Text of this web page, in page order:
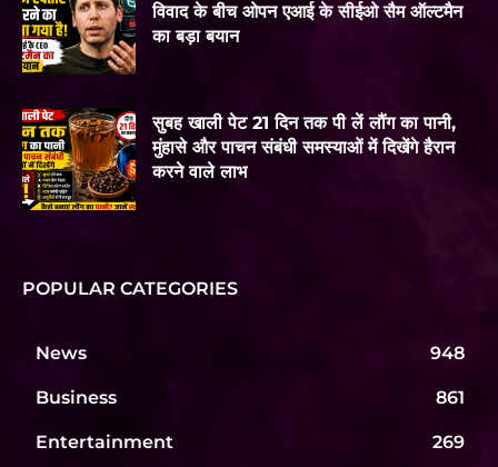
विवाद के बीच ओपन एआई के सीईओ सैम ऑल्टमैन
का बड़ा बयान
सुबह खाली पेट 21 दिन तक पी लें लौंग का पानी,
मुंहासे और पाचन संबंधी समस्याओं में दिखेंगे हैरान
करने वाले लाभ
POPULAR CATEGORIES
News 948
Business 861
Entertainment 269